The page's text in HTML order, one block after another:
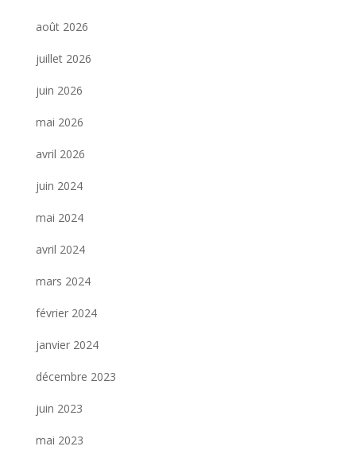
août 2026
juillet 2026
juin 2026
mai 2026
avril 2026
juin 2024
mai 2024
avril 2024
mars 2024
février 2024
janvier 2024
décembre 2023
juin 2023
mai 2023